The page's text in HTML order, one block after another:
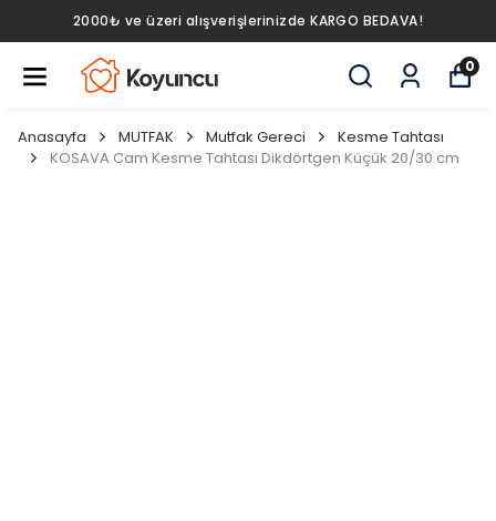
2000₺ ve üzeri alışverişlerinizde KARGO BEDAVA!
0
Anasayfa MUTFAK Mutfak Gereci
Kesme Tahtası
KOSAVA Cam Kesme Tahtası Dikdörtgen Küçük 20/30 cm